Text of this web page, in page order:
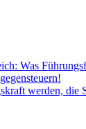
Was
werden, die